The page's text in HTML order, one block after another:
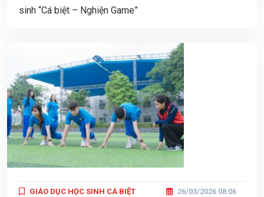
sinh “Cá biệt – Nghiện Game”
GIÁO DỤC HỌC SINH CÁ BIỆT 26/03/2026 08:06